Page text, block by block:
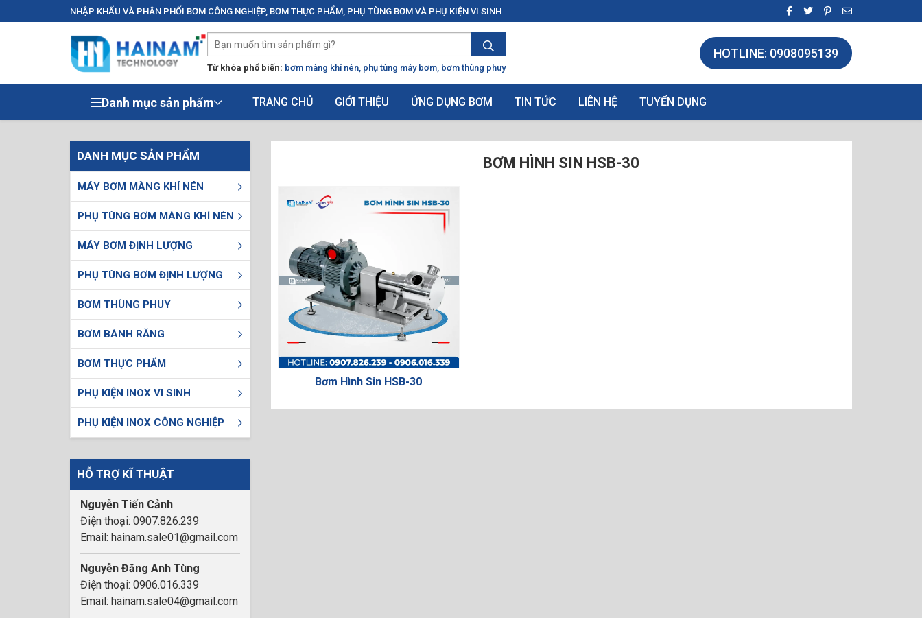
NHẬP KHẨU VÀ PHÂN PHỐI BƠM CÔNG NGHIỆP, BƠM THỰC PHẨM, PHỤ TÙNG BƠM VÀ PHỤ KIỆN VI SINH
Từ khóa phổ biến: bơm màng khí nén phụ tùng máy bơm bơm thùng phuy
HOTLINE: 0908095139
Danh mục sản phẩm TRANG CHỦ GIỚI THIỆU ỨNG DỤNG BƠM TIN TỨC LIÊN HỆ TUYỂN DỤNG
DANH MỤC SẢN PHẨM
MÁY BƠM MÀNG KHÍ NÉN
PHỤ TÙNG BƠM MÀNG KHÍ NÉN
MÁY BƠM ĐỊNH LƯỢNG
PHỤ TÙNG BƠM ĐỊNH LƯỢNG
BƠM THÙNG PHUY
BƠM BÁNH RĂNG
BƠM THỰC PHẨM
PHỤ KIỆN INOX VI SINH
PHỤ KIỆN INOX CÔNG NGHIỆP
HỖ TRỢ KĨ THUẬT
Nguyễn Tiến Cảnh
Điện thoại: 0907.826.239
Email: hainam.sale01@gmail.com
Nguyễn Đăng Anh Tùng
Điện thoại: 0906.016.339
Email: hainam.sale04@gmail.com
BƠM HÌNH SIN HSB-30
Bơm Hình Sin HSB-30